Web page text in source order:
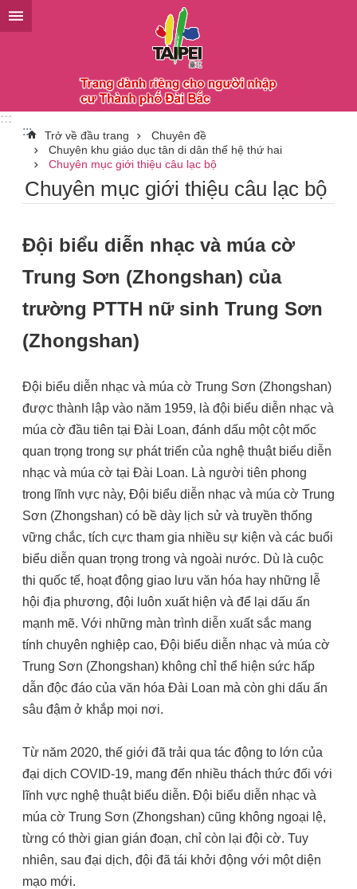
Chuyển đến khối nội dung chính
:::
:::
Trở về đầu trang
Chuyên đề
Chuyên khu giáo dục tân di dân thế hệ thứ hai
Chuyên mục giới thiệu câu lạc bộ
Chuyên mục giới thiệu câu lạc bộ
Đội biểu diễn nhạc và múa cờ
Trung Sơn (Zhongshan) của
trường PTTH nữ sinh Trung Sơn
(Zhongshan)
Đội biểu diễn nhạc và múa cờ Trung Sơn (Zhongshan)
được thành lập vào năm 1959, là đội biểu diễn nhạc và
múa cờ đầu tiên tại Đài Loan, đánh dấu một cột mốc
quan trọng trong sự phát triển của nghệ thuật biểu diễn
nhạc và múa cờ tại Đài Loan. Là người tiên phong
trong lĩnh vực này, Đội biểu diễn nhạc và múa cờ Trung
Sơn (Zhongshan) có bề dày lịch sử và truyền thống
vững chắc, tích cực tham gia nhiều sự kiện và các buổi
biểu diễn quan trọng trong và ngoài nước. Dù là cuộc
thi quốc tế, hoạt động giao lưu văn hóa hay những lễ
hội địa phương, đội luôn xuất hiện và để lại dấu ấn
mạnh mẽ. Với những màn trình diễn xuất sắc mang
tính chuyên nghiệp cao, Đội biểu diễn nhạc và múa cờ
Trung Sơn (Zhongshan) không chỉ thể hiện sức hấp
dẫn độc đáo của văn hóa Đài Loan mà còn ghi dấu ấn
sâu đậm ở khắp mọi nơi.
Từ năm 2020, thế giới đã trải qua tác động to lớn của
đại dịch COVID-19, mang đến nhiều thách thức đối với
lĩnh vực nghệ thuật biểu diễn. Đội biểu diễn nhạc và
múa cờ Trung Sơn (Zhongshan) cũng không ngoại lệ,
từng có thời gian gián đoạn, chỉ còn lại đội cờ. Tuy
nhiên, sau đại dịch, đội đã tái khởi động với một diện
mạo mới.